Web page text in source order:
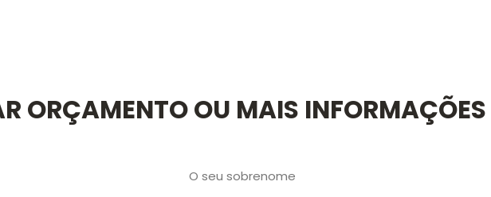
ORÇAMENTO OU MAIS INFORMAÇÕES
O seu sobrenome